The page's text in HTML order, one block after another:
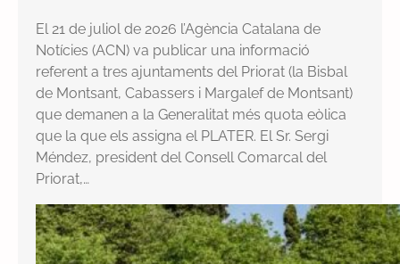
El 21 de juliol de 2026 l’Agència Catalana de
Notícies (ACN) va publicar una informació
referent a tres ajuntaments del Priorat (la Bisbal
de Montsant, Cabassers i Margalef de Montsant)
que demanen a la Generalitat més quota eòlica
que la que els assigna el PLATER. El Sr. Sergi
Méndez, president del Consell Comarcal del
Priorat,…